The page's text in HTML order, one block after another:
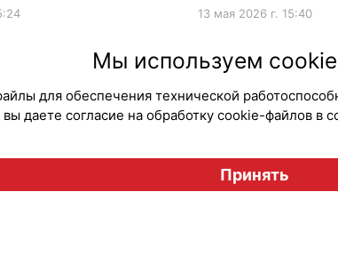
13 мая 2026 г. 15:40
© "Вестник лицензионного рынка",
Мы используем
для обеспечения технической
даете согласие на обработку cookie-файлов в
Принять